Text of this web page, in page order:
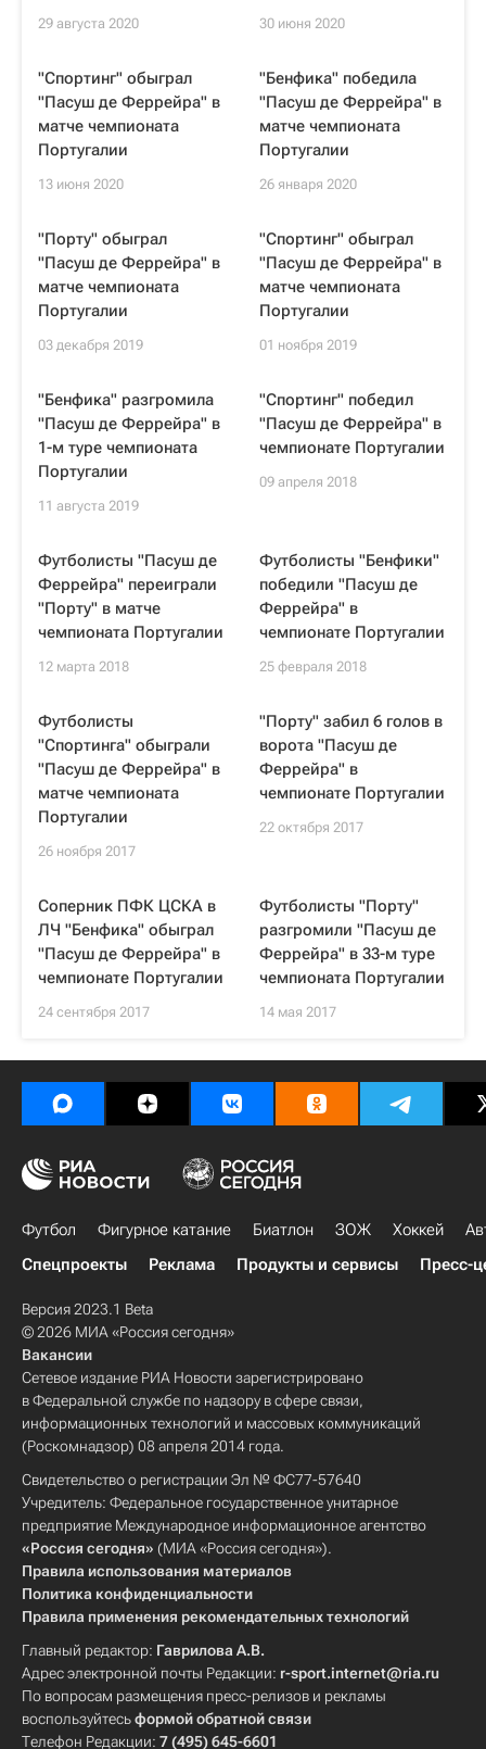
29 августа 2020 30 июня 2020
"Спортинг" обыграл
"Пасуш де Феррейра" в
матче чемпионата
Португалии
13 июня 2020
"Бенфика" победила
"Пасуш де Феррейра" в
матче чемпионата
Португалии
26 января 2020
"Порту" обыграл
"Пасуш де Феррейра" в
матче чемпионата
Португалии
03 декабря 2019
"Спортинг" обыграл
"Пасуш де Феррейра" в
матче чемпионата
Португалии
01 ноября 2019
"Бенфика" разгромила
"Пасуш де Феррейра" в
1-м туре чемпионата
Португалии
11 августа 2019
"Спортинг" победил
"Пасуш де Феррейра" в
чемпионате Португалии
09 апреля 2018
Футболисты "Пасуш де
Феррейра" переиграли
"Порту" в матче
чемпионата Португалии
12 марта 2018
Футболисты "Бенфики"
победили "Пасуш де
Феррейра" в
чемпионате Португалии
25 февраля 2018
Футболисты
"Спортинга" обыграли
"Пасуш де Феррейра" в
матче чемпионата
Португалии
26 ноября 2017
"Порту" забил 6 голов в
ворота "Пасуш де
Феррейра" в
чемпионате Португалии
22 октября 2017
Соперник ПФК ЦСКА в
ЛЧ "Бенфика" обыграл
"Пасуш де Феррейра" в
чемпионате Португалии
24 сентября 2017
Футболисты "Порту"
разгромили "Пасуш де
Феррейра" в 33-м туре
чемпионата Португалии
14 мая 2017
Футбол Фигурное катание Биатлон ЗОЖ Хоккей
Спецпроекты
Реклама Продукты и сервисы Пресс-
Версия 2023.1 Beta
© 2026 МИА «Россия сегодня»
Вакансии
Сетевое издание РИА Новости зарегистрировано
в Федеральной службе по надзору в сфере связи,
информационных технологий и массовых коммуникаций
(Роскомнадзор) 08 апреля 2014 года.
Свидетельство о регистрации Эл № ФС77-57640
Учредитель: Федеральное государственное унитарное
предприятие Международное информационное агентство
«Россия сегодня» (МИА «Россия сегодня»).
Правила использования материалов
Политика конфиденциальности
Правила применения рекомендательных технологий
Главный редактор: Гаврилова А.В.
Адрес электронной почты Редакции: r-sport.internet@ria.ru
По вопросам размещения пресс-релизов и рекламы
воспользуйтесьформой обратной связи
Телефон Редакции: 7 (495) 645-6601